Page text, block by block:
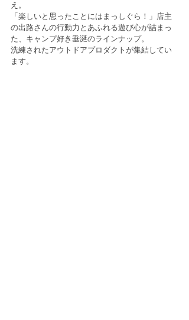
え。
「楽しいと思ったことにはまっしぐら！」店主
の出路さんの行動力とあふれる遊び心が詰まっ
た、キャンプ好き垂涎のラインナップ。
洗練されたアウトドアプロダクトが集結してい
ます。